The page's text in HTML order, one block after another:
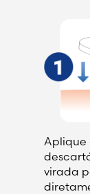
Aplique
virada